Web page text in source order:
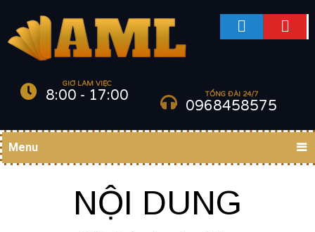
GIỜ LÀM VIỆC
8:00 - 17:00 TỔNG ĐÀI 24/7
0968458575
Menu
NỘI DUNG